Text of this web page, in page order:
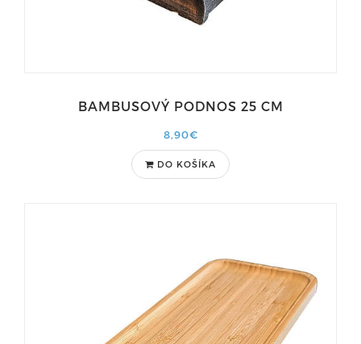
BAMBUSOVÝ PODNOS 25 CM
8,90€
DO KOŠÍKA